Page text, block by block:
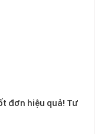
đơn hiệu quả! Tư